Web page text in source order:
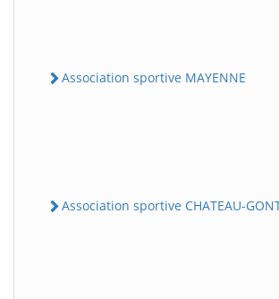
Association sportive MAYENNE
Association sportive CHATEAU-